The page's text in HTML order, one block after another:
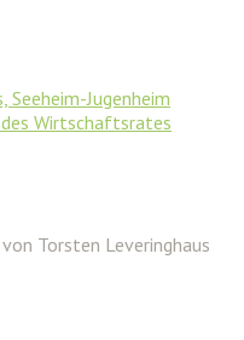
Seeheim-Jugenheim
Wirtschaftsrates
Torsten Leveringhaus